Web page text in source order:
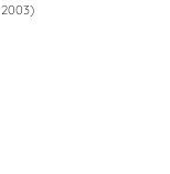
2003)